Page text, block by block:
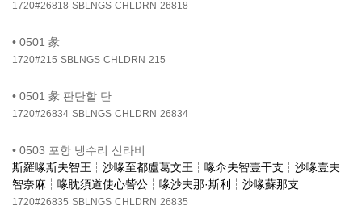
1720#26818 SBLNGS CHLDRN 26818
• 0501 彖
1720#215 SBLNGS CHLDRN 215
• 0501 彖 판단할 단
1720#26834 SBLNGS CHLDRN 26834
• 0503 포항 냉수리 신라비
斯羅喙斯夫智王┆沙喙至都盧葛文王┆喙尒夫智壹干支┆沙喙壹夫
智奈麻┆喙眈須道使心訾公┆喙沙夫那·斯利┆沙喙蘇那支
1720#26835 SBLNGS CHLDRN 26835